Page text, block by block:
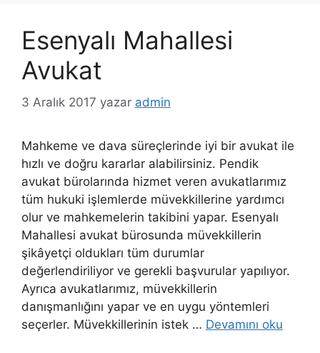
Esenyalı Mahallesi
Avukat
3 Aralık 2017 yazar admin
Mahkeme ve dava süreçlerinde iyi bir avukat ile
hızlı ve doğru kararlar alabilirsiniz. Pendik
avukat bürolarında hizmet veren avukatlarımız
tüm hukuki işlemlerde müvekkillerine yardımcı
olur ve mahkemelerin takibini yapar. Esenyalı
Mahallesi avukat bürosunda müvekkillerin
şikâyetçi oldukları tüm durumlar
değerlendiriliyor ve gerekli başvurular yapılıyor.
Ayrıca avukatlarımız, müvekkillerin
danışmanlığını yapar ve en uygu yöntemleri
seçerler. Müvekkillerinin istek … Devamını oku